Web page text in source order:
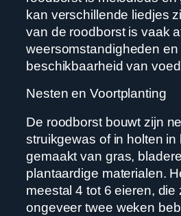
kan verschillende liedjes
van de roodborst is vaak
weersomstandigheden en
beschikbaarheid van
Nesten en Voortplanting
De roodborst bouwt zijn
struikgewas of in holten in
gemaakt van gras,
plantaardige materialen.
meestal 4 tot 6 eieren, die
ongeveer twee weken